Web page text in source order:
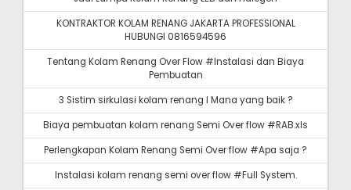
KONTRAKTOR KOLAM RENANG JAKARTA PROFESSIONAL
HUBUNGI 0816594596
Tentang Kolam Renang Over Flow #Instalasi dan Biaya
Pembuatan
3 Sistim sirkulasi kolam renang I Mana yang baik ?
Biaya pembuatan kolam renang Semi Over flow #RAB.xls
Perlengkapan Kolam Renang Semi Over flow #Apa saja ?
Instalasi kolam renang semi over flow #Full System.